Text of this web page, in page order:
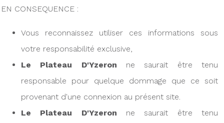
EN CONSEQUENCE :
Vous reconnaissez utiliser ces informations sous
votre responsabilité exclusive,
Le Plateau D'Yzeron ne saurait être tenu
responsable pour quelque dommage que ce soit
provenant d'une connexion au présent site.
Le Plateau D'Yzeron ne saurait être tenu